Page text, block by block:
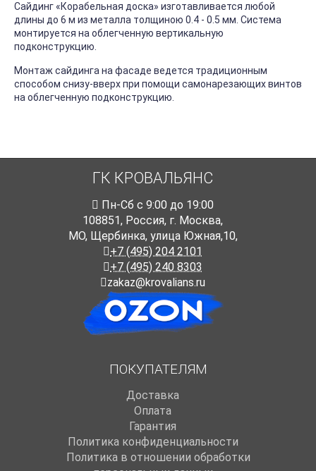
Сайдинг «Корабельная доска» изготавливается любой
длины до 6 м из металла толщиною 0.4 - 0.5 мм. Система
монтируется на облегченную вертикальную
подконструкцию.
Монтаж сайдинга на фасаде ведется традиционным
способом снизу-вверх при помощи самонарезающих винтов
на облегченную подконструкцию.
ГК КРОВАЛЬЯНС
Пн-Cб с 9:00 до 19:00
108851, Россия, г. Москва,
МО, Щербинка, улица Южная,10,
+7 (495) 204 2101
+7 (495) 240 8303
zakaz@krovalians.ru
ПОКУПАТЕЛЯМ
Доставка
Оплата
Гарантия
Политика конфиденциальности
Политика в отношении обработки